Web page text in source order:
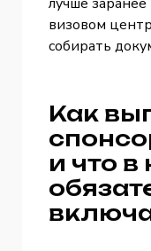
визовом
собирать
Как
и что в